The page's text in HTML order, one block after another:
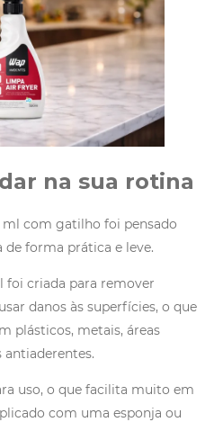
na sua rotina
com gatilho foi pensado
de forma prática e leve.
foi criada para remover
danos às superfícies, o que
plásticos, metais, áreas
uso, o que facilita muito em
com uma esponja ou